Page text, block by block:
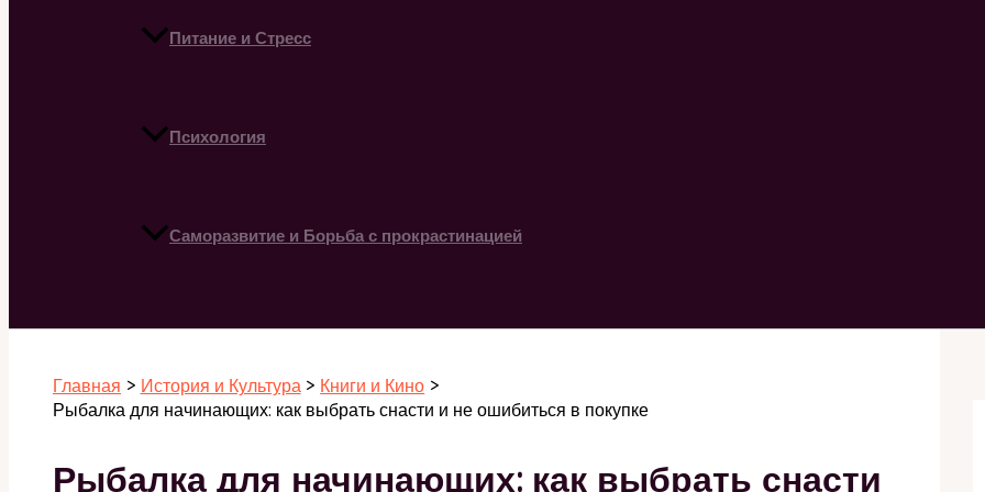
Питание и Стресс
Психология
Саморазвитие и Борьба с прокрастинацией
Главная История и Культура
Книги и Кино
Рыбалка для начинающих: как выбрать снасти и не ошибиться в покупке
Рыбалка для начинающих: как выбрать снасти